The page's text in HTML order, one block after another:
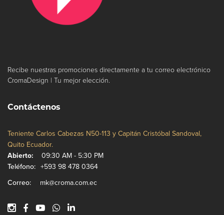
Recibe nuestras promociones directamente a tu correo electrónico
CromaDesign | Tu mejor elección.
Contáctenos
Teniente Carlos Cabezas N50-113 y Capitán Cristóbal Sandoval,
Quito Ecuador.
Abierto:
09:30 AM - 5:30 PM
Teléfono: +593 98 478 0364
Correo:
mk@croma.com.ec